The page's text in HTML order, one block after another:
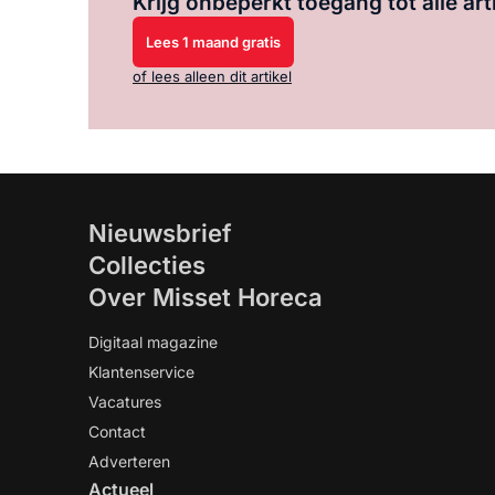
Lees 1 maand gratis
of lees alleen dit artikel
Nieuwsbrief
Collecties
Over Misset Horeca
Digitaal magazine
Klantenservice
Vacatures
Contact
Adverteren
Actueel